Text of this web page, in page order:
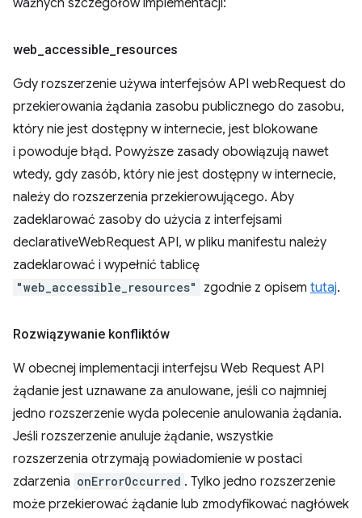
ważnych szczegółów implementacji:
web accessible resources
Gdy rozszerzenie używa interfejsów API webRequest do
przekierowania żądania zasobu publicznego do zasobu,
który nie jest dostępny w internecie, jest blokowane
i powoduje błąd. Powyższe zasady obowiązują nawet
wtedy, gdy zasób, który nie jest dostępny w internecie,
należy do rozszerzenia przekierowującego. Aby
zadeklarować zasoby do użycia z interfejsami
declarativeWebRequest API, w pliku manifestu należy
zadeklarować i wypełnić tablicę
"web_accessible_resources" zgodnie z opisem tutaj.
Rozwiązywanie konfliktów
W obecnej implementacji interfejsu Web Request API
żądanie jest uznawane za anulowane, jeśli co najmniej
jedno rozszerzenie wyda polecenie anulowania żądania.
Jeśli rozszerzenie anuluje żądanie, wszystkie
rozszerzenia otrzymają powiadomienie w postaci
zdarzenia onErrorOccurred . Tylko jedno rozszerzenie
może przekierować żądanie lub zmodyfikować nagłówek